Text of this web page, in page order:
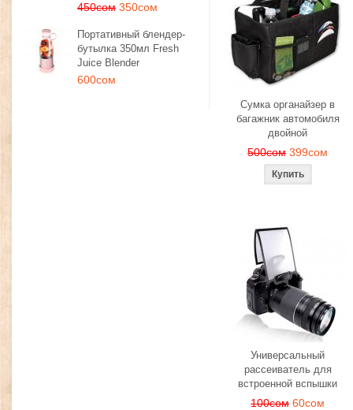
450сом 350сом
Портативный блендер-
бутылка 350мл Fresh
Juice Blender
600сом
Сумка органайзер в
багажник автомобиля
двойной
500сом 399сом
Универсальный
рассеиватель для
встроенной вспышки
100сом 60сом